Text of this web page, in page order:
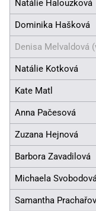
Natálie Halouzková
Dominika Hašková
Denisa Melvaldová
Natálie Kotková
Kate Matl
Anna Pačesová
Zuzana Hejnová
Barbora Zavadilová
Michaela
Samantha